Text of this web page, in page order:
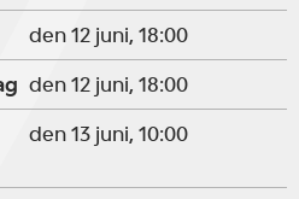
den 12 juni, 18:00
den 12 juni, 18:00
den 13 juni, 10:00